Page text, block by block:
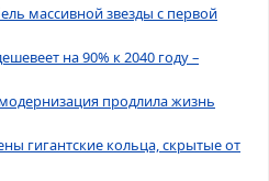
массивной звезды с первой
на 90% к 2040 году –
продлила жизнь
гигантские кольца, скрытые от